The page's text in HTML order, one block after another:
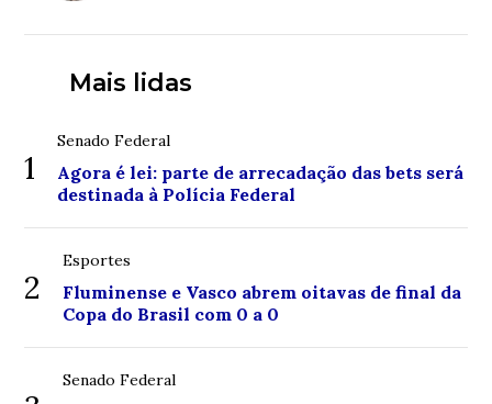
Mais lidas
1
Senado Federal
Agora é lei: parte de arrecadação das bets será
destinada à Polícia Federal
2
Esportes
Fluminense e Vasco abrem oitavas de final da
Copa do Brasil com 0 a 0
Senado Federal